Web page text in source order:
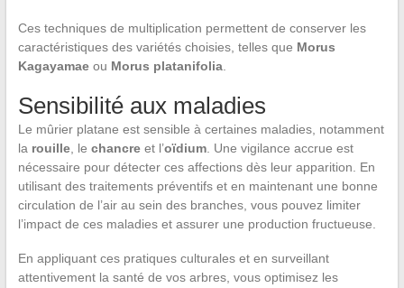
Ces techniques de multiplication permettent de conserver les
caractéristiques des variétés choisies, telles que Morus
Kagayamaeou Morus platanifolia.
Sensibilité aux maladies
Le mûrier platane est sensible à certaines maladies, notamment
la rouille, le chancreet l’oïdium. Une vigilance accrue est
nécessaire pour détecter ces affections dès leur apparition. En
utilisant des traitements préventifs et en maintenant une bonne
circulation de l’air au sein des branches, vous pouvez limiter
l’impact de ces maladies et assurer une production fructueuse.
En appliquant ces pratiques culturales et en surveillant
attentivement la santé de vos arbres, vous optimisez les